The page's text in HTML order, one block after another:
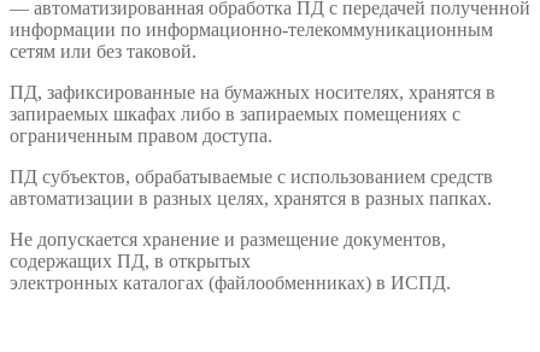
— автоматизированная обработка ПД с передачей полученной
информации по информационно-телекоммуникационным
сетям или без таковой.
ПД, зафиксированные на бумажных носителях, хранятся в
запираемых шкафах либо в запираемых помещениях с
ограниченным правом доступа.
ПД субъектов, обрабатываемые с использованием средств
автоматизации в разных целях, хранятся в разных папках.
Не допускается хранение и размещение документов,
содержащих ПД, в открытых
электронных каталогах (файлообменниках) в ИСПД.